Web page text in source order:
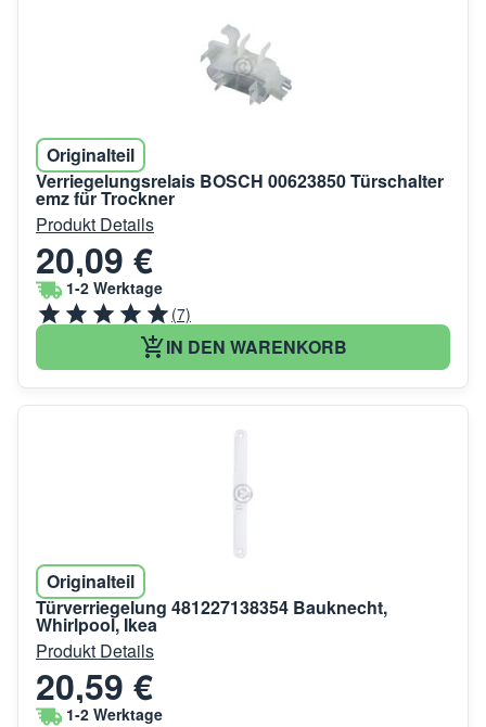
Originalteil
Verriegelungsrelais BOSCH 00623850 Türschalter
emz für Trockner
Produkt Details
20,09 €
1-2 Werktage
(7)
IN DEN WARENKORB
Originalteil
Türverriegelung 481227138354 Bauknecht,
Whirlpool, Ikea
Produkt Details
20,59 €
1-2 Werktage